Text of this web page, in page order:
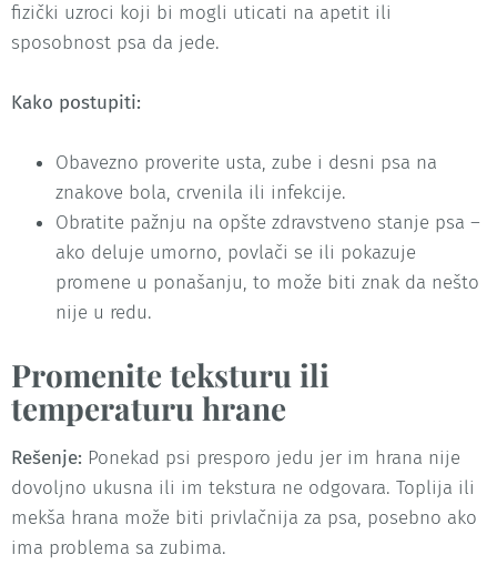
fizički uzroci koji bi mogli uticati na apetit ili
sposobnost psa da jede.
Kako postupiti:
Obavezno proverite usta, zube i desni psa na
znakove bola, crvenila ili infekcije.
Obratite pažnju na opšte zdravstveno stanje psa –
ako deluje umorno, povlači se ili pokazuje
promene u ponašanju, to može biti znak da nešto
nije u redu.
Promenite teksturu ili
temperaturu hrane
Rešenje: Ponekad psi presporo jedu jer im hrana nije
dovoljno ukusna ili im tekstura ne odgovara. Toplija ili
mekša hrana može biti privlačnija za psa, posebno ako
ima problema sa zubima.